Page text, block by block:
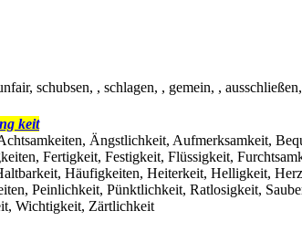
schubsen, , schlagen, , gemein, ,
keit
Ängstlichkeit, Aufmerksamkeit,
Fertigkeit, Festigkeit, Flüssigkeit,
Häufigkeiten, Heiterkeit, Helligkeit,
Peinlichkeit, Pünktlichkeit, Ratlosigkeit,
Wichtigkeit, Zärtlichkeit